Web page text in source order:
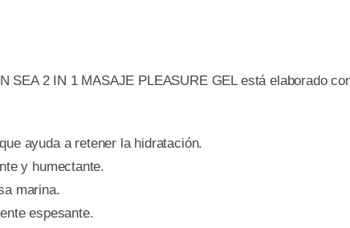
SEA 2 IN 1 MASAJE PLEASURE GEL está elaborado
ayuda a retener la hidratación.
y humectante.
marina.
espesante.